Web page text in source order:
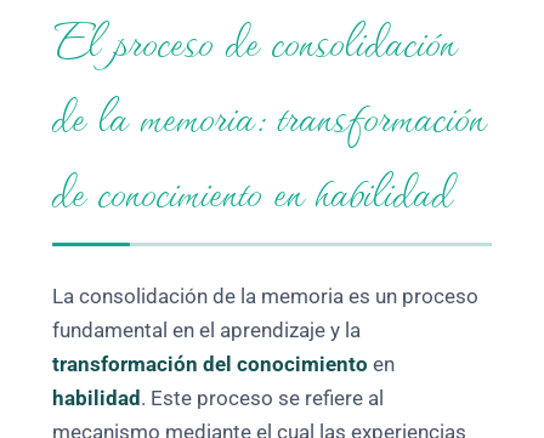
El proceso de consolidación
de la memoria: transformación
de conocimiento en habilidad
La consolidación de la memoria es un proceso
fundamental en el aprendizaje y la
transformación del conocimiento en
habilidad . Este proceso se refiere al
mecanismo mediante el cual las experiencias